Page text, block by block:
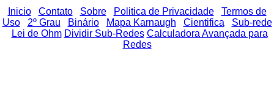
Inicio| Contato| Sobre| Politica de Privacidade| Termos de
Uso| 2º Grau Binário| Mapa Karnaugh Cientifica
Sub-rede
Lei de Ohm Dividir Sub-Redes Calculadora Avançada para
Redes